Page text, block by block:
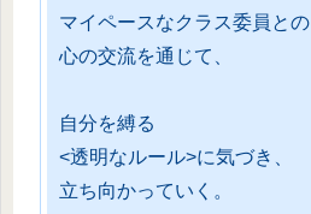
マイペースなクラス委員との
心の交流を通じて、
自分を縛る
<透明なルール>に気づき、
立ち向かっていく。